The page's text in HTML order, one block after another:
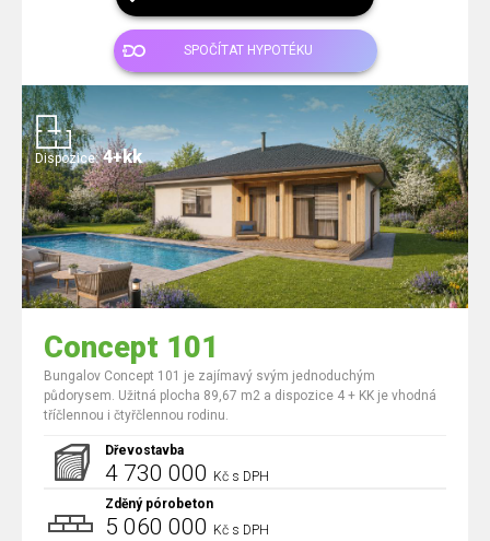
SPOČÍTAT HYPOTÉKU
Dispozice: 4+kk
Concept 101
Bungalov Concept 101 je zajímavý svým jednoduchým
půdorysem. Užitná plocha 89,67 m2 a dispozice 4 + KK je vhodná
tříčlennou i čtyřčlennou rodinu.
Dřevostavba
4 730 000 Kč s DPH
Zděný pórobeton
5 060 000 Kč s DPH